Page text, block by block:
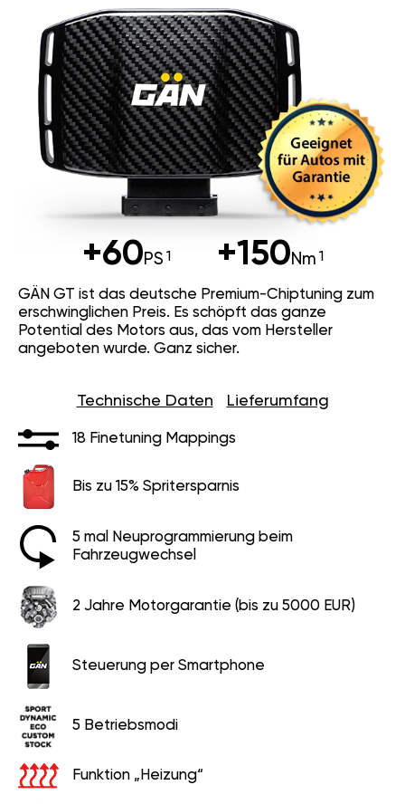
+60PS +150Nm
GÄN GT ist das deutsche Premium-Chiptuning zum
erschwinglichen Preis. Es schöpft das ganze
Potential des Motors aus, das vom Hersteller
angeboten wurde. Ganz sicher.
Technische Daten Lieferumfang
18 Finetuning Mappings
Bis zu 15% Spritersparnis
5 mal Neuprogrammierung beim
Fahrzeugwechsel
2 Jahre Motorgarantie (bis zu 5000 EUR)
Steuerung per Smartphone
5 Betriebsmodi
Funktion „Heizung“